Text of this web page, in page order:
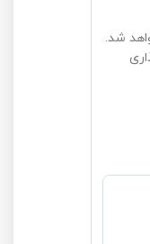
شد.